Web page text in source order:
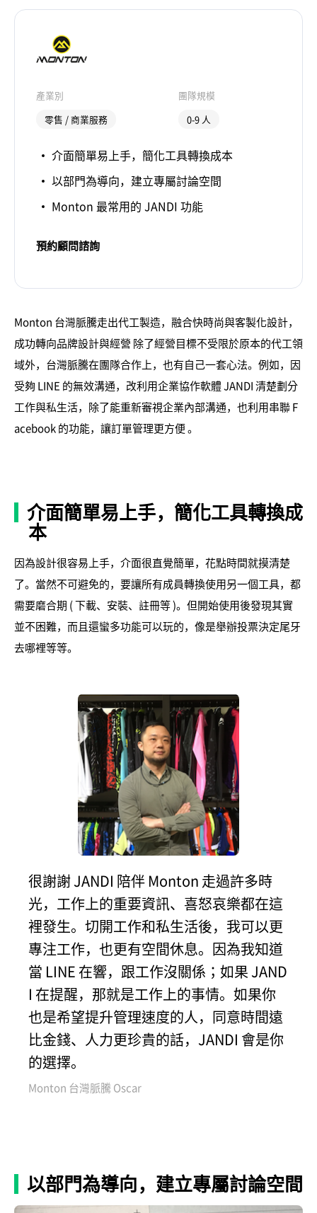
產業別
零售 / 商業服務
團隊規模
0-9 人
介面簡單易上手，簡化工具轉換成本
以部門為導向，建立專屬討論空間
Monton 最常用的 JANDI 功能
預約顧問諮詢
Monton 台灣脈騰走出代工製造，融合快時尚與客製化設計，
成功轉向品牌設計與經營 除了經營目標不受限於原本的代工領
域外，台灣脈騰在團隊合作上，也有自己一套心法。例如，因
受夠 LINE 的無效溝通，改利用企業協作軟體 JANDI 清楚劃分
工作與私生活，除了能重新審視企業內部溝通，也利用串聯 F
acebook 的功能，讓訂單管理更方便 。
介面簡單易上手，簡化工具轉換成
本
因為設計很容易上手，介面很直覺簡單，花點時間就摸清楚
了。當然不可避免的，要讓所有成員轉換使用另一個工具，都
需要磨合期 ( 下載、安裝、註冊等 )。但開始使用後發現其實
並不困難，而且還蠻多功能可以玩的，像是舉辦投票決定尾牙
去哪裡等等。
很謝謝 JANDI 陪伴 Monton 走過許多時
光，工作上的重要資訊、喜怒哀樂都在這
裡發生。切開工作和私生活後，我可以更
專注工作，也更有空間休息。因為我知道
當 LINE 在響，跟工作沒關係；如果 JAND
I 在提醒，那就是工作上的事情。如果你
也是希望提升管理速度的人，同意時間遠
比金錢、人力更珍貴的話，JANDI 會是你
的選擇。
Monton 台灣脈騰 Oscar
以部門為導向，建立專屬討論空間